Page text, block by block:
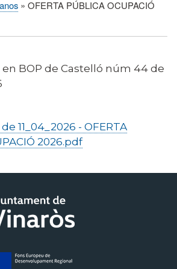
OFERTA PÚBLICA OCUPACIÓ
BOP de Castelló núm 44 de
11_04_2026 - OFERTA
2026.pdf